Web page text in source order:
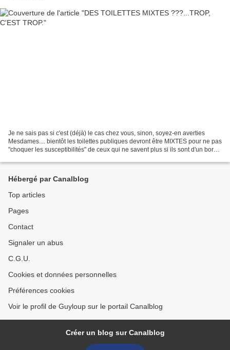
Je ne sais pas si c'est (déjà) le cas chez vous, sinon, soyez-en averties
Mesdames.... bientôt les toilettes publiques devront être MIXTES pour ne pas
"choquer les susceptibilités" de ceux qui ne savent plus si ils sont d'un bord,
Hébergé par Canalblog
Top articles
Pages
Contact
Signaler un abus
C.G.U.
Cookies et données personnelles
Préférences cookies
Voir le profil de Guyloup sur le portail Canalblog
Créer un blog sur Canalblog